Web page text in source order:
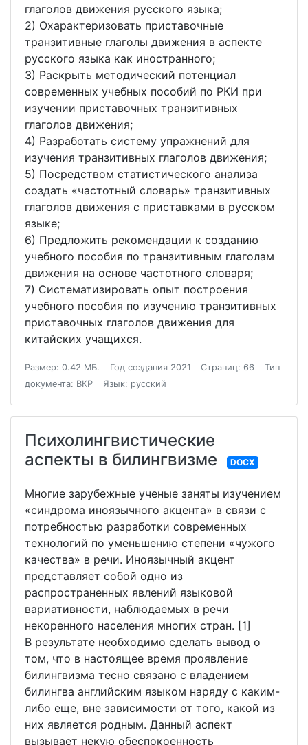
глаголов движения русского языка;
2) Охарактеризовать приставочные
транзитивные глаголы движения в аспекте
русского языка как иностранного;
3) Раскрыть методический потенциал
современных учебных пособий по РКИ при
изучении приставочных транзитивных
глаголов движения;
4) Разработать систему упражнений для
изучения транзитивных глаголов движения;
5) Посредством статистического анализа
создать «частотный словарь» транзитивных
глаголов движения с приставками в русском
языке;
6) Предложить рекомендации к созданию
учебного пособия по транзитивным глаголам
движения на основе частотного словаря;
7) Систематизировать опыт построения
учебного пособия по изучению транзитивных
приставочных глаголов движения для
китайских учащихся.
Размер: 0.42 МБ. Год создания 2021 Страниц: 66
Тип
документа: ВКР
Язык: русский
Психолингвистические
аспекты в билингвизме
DOCX
Многие зарубежные ученые заняты изучением
«синдрома иноязычного акцента» в связи с
потребностью разработки современных
технологий по уменьшению степени «чужого
качества» в речи. Иноязычный акцент
представляет собой одно из
распространенных явлений языковой
вариативности, наблюдаемых в речи
некоренного населения многих стран. [1]
В результате необходимо сделать вывод о
том, что в настоящее время проявление
билингвизма тесно связано с владением
билингва английским языком наряду с каким-
либо еще, вне зависимости от того, какой из
них является родным. Данный аспект
вызывает некую обеспокоенность